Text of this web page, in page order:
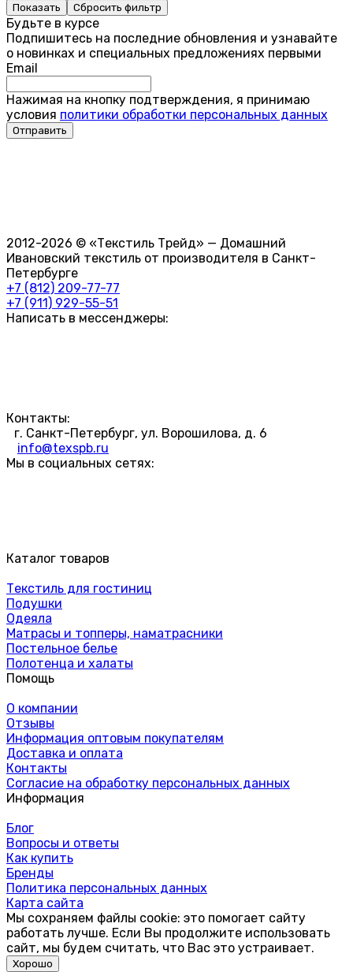
Показать Сбросить фильтр
Будьте в курсе
Подпишитесь на последние обновления и узнавайте
о новинках и специальных предложениях первыми
Email
Нажимая на кнопку подтверждения, я принимаю
условия политики обработки персональных данных
2012-2026 © «Текстиль Трейд» — Домашний
Ивановский текстиль от производителя в Санкт-
Петербурге
+7 (812) 209-77-77
+7 (911) 929-55-51
Написать в мессенджеры:
Контакты:
г. Санкт-Петербург, ул. Ворошилова, д. 6
info@texspb.ru
Мы в социальных сетях:
Каталог товаров
Текстиль для гостиниц
Подушки
Одеяла
Матрасы и топперы, наматрасники
Постельное белье
Полотенца и халаты
Помощь
О компании
Отзывы
Информация оптовым покупателям
Доставка и оплата
Контакты
Согласие на обработку персональных данных
Информация
Блог
Вопросы и ответы
Как купить
Бренды
Политика персональных данных
Карта сайта
Мы сохраняем файлы cookie: это помогает сайту
работать лучше. Если Вы продолжите использовать
сайт, мы будем считать, что Вас это устраивает.
Хорошо